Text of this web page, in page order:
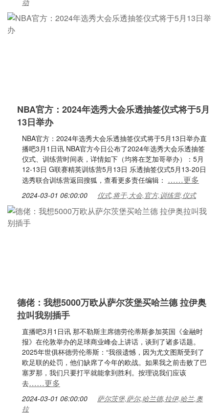
动
NBA官方：2024年选秀大会乐透抽签仪式将于5月
13日举办
NBA官方：2024年选秀大会乐透抽签仪式将于5月13日举办直
播吧3月1日讯 NBA官方今日公布了2024年选秀大会乐透抽签
仪式、训练营时间表，详情如下（均将在芝加哥举办）：5月
12-13日 G联赛精英训练营5月13日 乐透抽签仪式5月13-20日
选秀联合训练营返回搜狐，查看更多责任编辑： ……更多
2024-03-01 06:00:00 仪式,将于,大会,官方,训练营,仪式
德佬：我想5000万欧从萨尔茨堡买哈兰德 拉伊奥
拉叫我别插手
直播吧3月1日讯 那不勒斯主席德劳伦蒂斯参加英国《金融时
报》在伦敦举办的足球商业峰会上讲话，谈到了诸多话题。
2025年世俱杯德劳伦蒂斯：“我很遗憾，因为尤文图斯受到了
欧足联的处罚，他们缺席了今年的欧战。如果我之前击败了巴
塞罗那，我们只要打平就能拿到胜利。按理说我们应该
去……更多
2024-03-01 06:00:00
萨尔茨堡,萨尔,哈兰德,拉伊,哈兰,奥
拉